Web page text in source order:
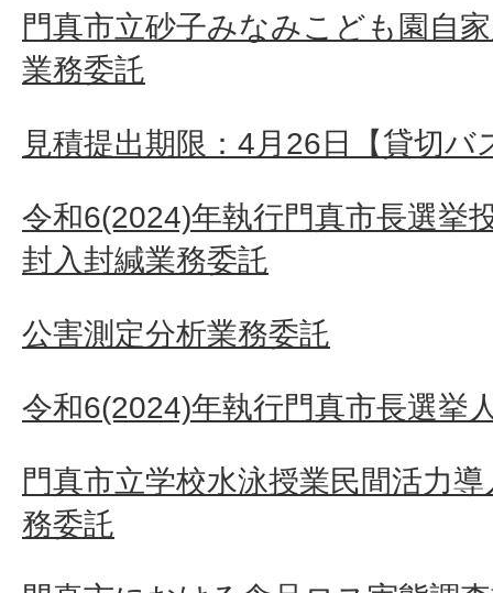
門真市立砂子みなみこども園自
業務委託
見積提出期限：4月26日【貸切バ
令和6(2024)年執行門真市長選挙
封入封緘業務委託
公害測定分析業務委託
令和6(2024)年執行門真市長選挙
門真市立学校水泳授業民間活力
務委託